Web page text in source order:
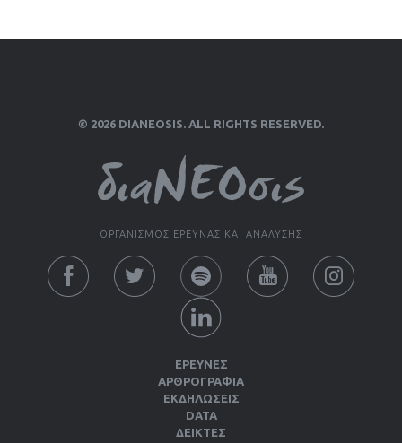
© 2026 DIANEOSIS. ALL RIGHTS RESERVED.
ΟΡΓΑΝΙΣΜΟΣ ΕΡΕΥΝΑΣ ΚΑΙ ΑΝΑΛΥΣΗΣ
ΕΡΕΥΝΕΣ
ΑΡΘΡΟΓΡΑΦΙΑ
ΕΚΔΗΛΏΣΕΙΣ
DATA
ΔΕΊΚΤΕΣ